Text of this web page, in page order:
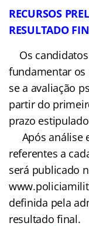
Alegre e Poços
horários de
divulgados
2016
GABARITOS
OBJETIVA
oficial será